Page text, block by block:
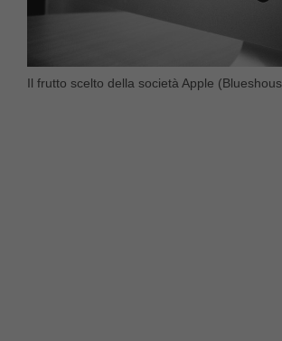
Il frutto scelto della società Apple